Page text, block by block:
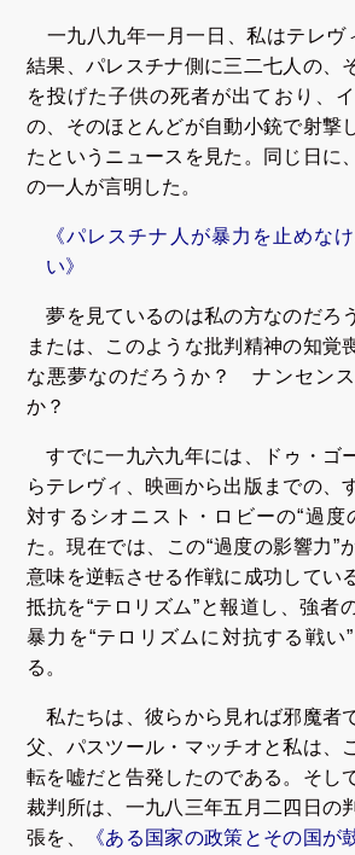
一九八九年一月一日、私はテレヴ
結果、パレスチナ側に三二七人の、
を投げた子供の死者が出ており、
の、そのほとんどが自動小銃で射撃
たというニュースを見た。同じ日に
の一人が言明した。
《パレスチナ人が暴力を止めな
い》
夢を見ているのは私の方なのだろ
または、このような批判精神の知覚
な悪夢なのだろうか？ ナンセンス
か？
すでに一九六九年には、ドゥ・ゴ
らテレヴィ、映画から出版までの、
対するシオニスト・ロビーの“過度
た。現在では、この“過度の影響力”
意味を逆転させる作戦に成功してい
抵抗を“テロリズム”と報道し、強者
暴力を“テロリズムに対抗する戦い
る。
私たちは、彼らから見れば邪魔者
父、パスツール・マッチオと私は、
転を嘘だと告発したのである。そし
裁判所は、一九八三年五月二四日の
張を、
《ある国家の政策とその国が